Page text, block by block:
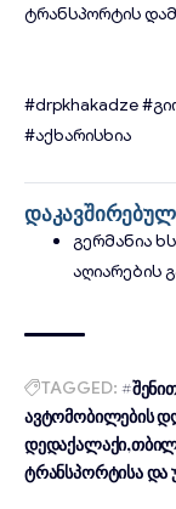
ტრანსპორტის
#drpkhakadze
#აქხარისხია
გერმანია
აღიარების
TAGGED:
ავტომობილების
დედაქალაქი
ტრანსპორტისა და